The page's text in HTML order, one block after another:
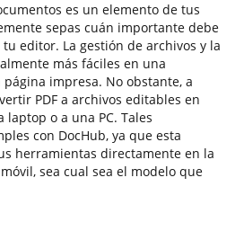
es un elemento de tus
sepas cuán importante debe
editor. La gestión de archivos y la
más fáciles en una
impresa. No obstante, a
PDF a archivos editables en
laptop o a una PC. Tales
con DocHub, ya que esta
herramientas directamente en la
sea cual sea el modelo que